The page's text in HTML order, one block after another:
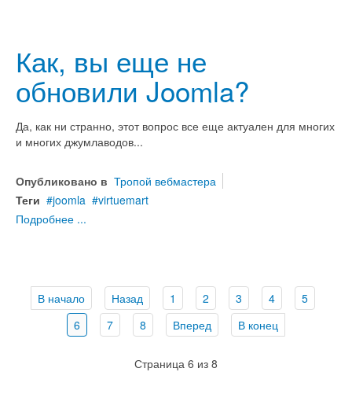
Как, вы еще не
обновили Joomla?
Да, как ни странно, этот вопрос все еще актуален для многих
и многих джумлаводов...
Опубликовано в Тропой вебмастера
Теги
joomla
virtuemart
Подробнее ...
В начало Назад 1 2 3 4
5
6
7 8 Вперед В конец
Страница 6 из 8